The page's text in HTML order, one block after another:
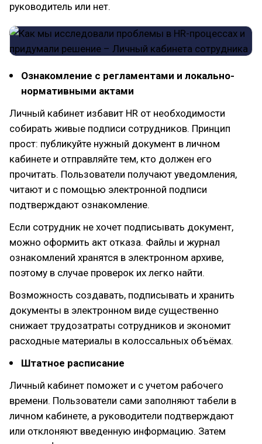
руководитель или нет.
Ознакомление с регламентами и локально-
нормативными актами
Личный кабинет избавит HR от необходимости
собирать живые подписи сотрудников. Принцип
прост: публикуйте нужный документ в личном
кабинете и отправляйте тем, кто должен его
прочитать. Пользователи получают уведомления,
читают и с помощью электронной подписи
подтверждают ознакомление.
Если сотрудник не хочет подписывать документ,
можно оформить акт отказа. Файлы и журнал
ознакомлений хранятся в электронном архиве,
поэтому в случае проверок их легко найти.
Возможность создавать, подписывать и хранить
документы в электронном виде существенно
снижает трудозатраты сотрудников и экономит
расходные материалы в колоссальных объёмах.
Штатное расписание
Личный кабинет поможет и с учетом рабочего
времени. Пользователи сами заполняют табели в
личном кабинете, а руководители подтверждают
или отклоняют введенную информацию. Затем